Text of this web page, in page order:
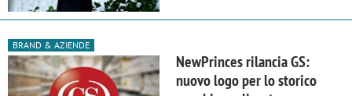
BRAND & AZIENDE
NewPrinces rilancia GS:
nuovo logo per lo storico